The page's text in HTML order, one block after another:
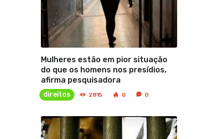
Mulheres estão em pior situação
do que os homens nos presídios,
afirma pesquisadora
direitos 2815 0 0